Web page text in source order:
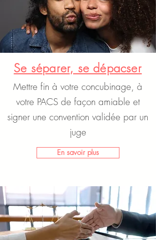
Se séparer, se dépacser
Mettre fin à votre concubinage, à
votre PACS de façon amiable et
signer une convention validée par un
juge
En savoir plus